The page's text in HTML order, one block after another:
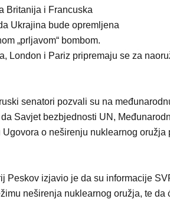
Britanija i Francuska
Ukrajina bude opremljena
„prljavom“ bombom.
London i Pariz pripremaju se za
senatori pozvali su na
Savjet bezbjednosti UN,
o neširenju nuklearnog oružja
Peskov izjavio je da su informacije
neširenja nuklearnog oružja, te da